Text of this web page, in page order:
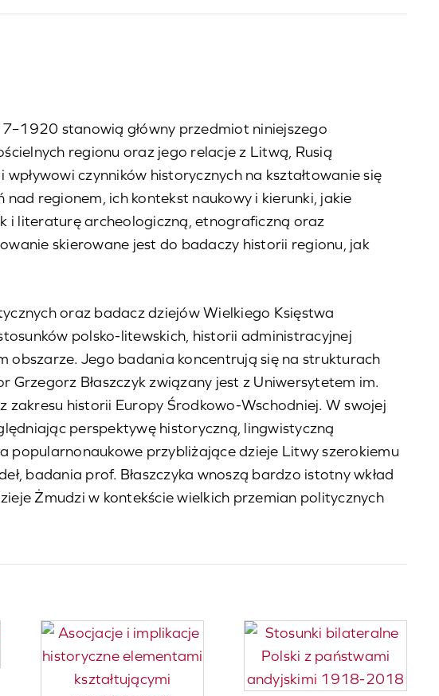
stanowią główny przedmiot niniejszego
regionu oraz jego relacje z Litwą, Rusią
czynników historycznych na kształtowanie się
regionem, ich kontekst naukowy i kierunki, jakie
i literaturę archeologiczną, etnograficzną oraz
skierowane jest do badaczy historii regionu, jak
oraz badacz dziejów Wielkiego Księstwa
polsko-litewskich, historii administracyjnej
obszarze. Jego badania koncentrują się na strukturach
Błaszczyk związany jest z Uniwersytetem im.
zakresu historii Europy Środkowo-Wschodniej. W swojej
perspektywę historyczną, lingwistyczną
przybliżające dzieje Litwy szerokiemu
badania prof. Błaszczyka wnoszą bardzo istotny wkład
Żmudzi w kontekście wielkich przemian politycznych